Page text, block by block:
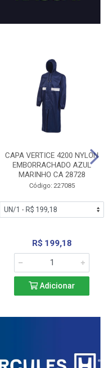
CAPA VERTICE 4200 NYLON
EMBORRACHADO AZUL
MARINHO CA 28728
Código: 227085
R$ 199,18
Adicionar